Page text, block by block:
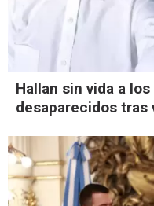
Hallan sin vida a
desaparecidos tras